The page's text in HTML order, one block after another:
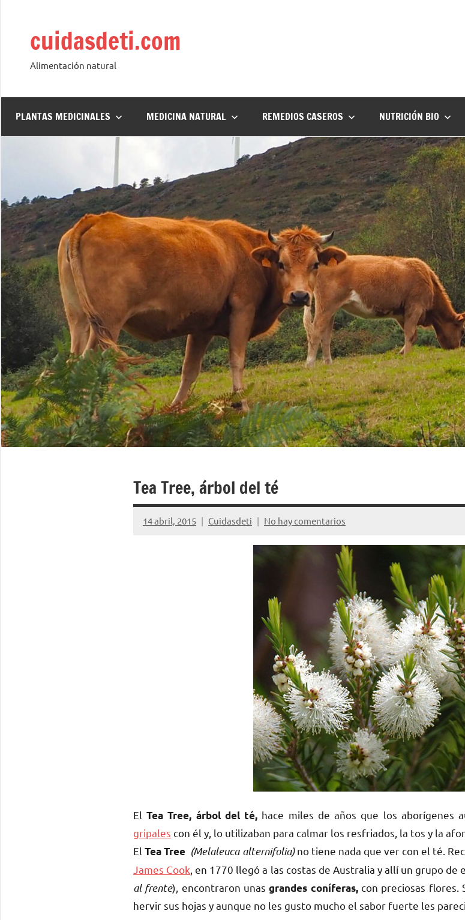
contenidocuidasdeti.com
Alimentación natural
PLANTAS MEDICINALES MEDICINA NATURAL REMEDIOS CASEROS NUTRICIÓN BIO
Tea Tree, árbol del té
14 abril, 2015 Cuidasdeti No hay comentarios
ElTea Tree, árbol del té, hace miles de años que los aborígenes
gripales con él y, lo utilizaban para calmar los resfriados, la tos y la
ElTea Tree (Melaleuca alternifolia)no tiene nada que ver con el té.
James Cook, en 1770 llegó a las costas de Australia y allí un grupo de
al frente), encontraron unasgrandes coníferas,con preciosas flores.
hervir sus hojas y aunque no les gusto mucho el sabor fuerte les